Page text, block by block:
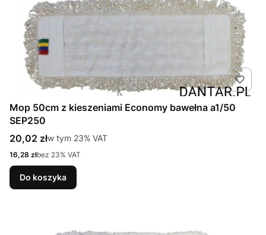
Mop 50cm z kieszeniami Economy bawełna a1/50
SEP250
Cena brutto
20,02 złw tym %s VAT
w tym 23% VAT
Cena netto
16,28 złbez 23% VAT
Do koszyka